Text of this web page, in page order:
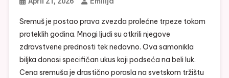
Sremuš je postao prava zvezda prolećne trpeze tokom
proteklih godina. Mnogi ljudi su otkrili njegove
zdravstvene prednosti tek nedavno. Ova samonikla
biljka donosi specifičan ukus koji podseća na beli luk.
Cena sremuša je drastično porasla na svetskom tržištu